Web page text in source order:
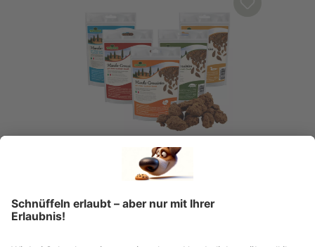
Schecker Hundesnack Crossinies
Ab€ 3,14*